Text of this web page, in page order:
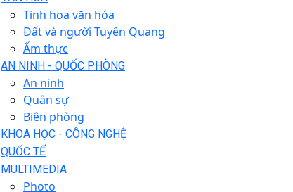
Tinh hoa văn hóa
Đất và người Tuyên Quang
Ẩm thực
AN NINH - QUỐC PHÒNG
An ninh
Quân sự
Biên phòng
KHOA HỌC - CÔNG NGHỆ
QUỐC TẾ
MULTIMEDIA
Photo